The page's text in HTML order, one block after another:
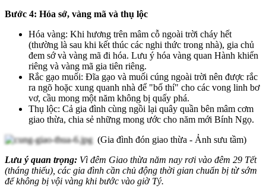
Bước 4: Hóa sớ, vàng mã và thụ lộc
Hóa vàng: Khi hương trên mâm cỗ ngoài trời cháy hết
(thường là sau khi kết thúc các nghi thức trong nhà), gia chủ
đem sớ và vàng mã đi hóa. Lưu ý hóa vàng quan Hành khiển
riêng và vàng mã gia tiên riêng.
Rắc gạo muối: Đĩa gạo và muối cúng ngoài trời nên được rắc
ra ngõ hoặc xung quanh nhà để "bố thí" cho các vong linh bơ
vơ, cầu mong một năm không bị quấy phá.
Thụ lộc: Cả gia đình cùng ngồi lại quây quần bên mâm cơm
giao thừa, chia sẻ những mong ước cho năm mới Bính Ngọ.
(Gia đình đón giao thừa - Ảnh sưu tầm)
Lưu ý quan trọng: Vì đêm Giao thừa năm nay rơi vào đêm 29 Tết
(tháng thiếu), các gia đình cần chủ động thời gian chuẩn bị từ sớm
để không bị vội vàng khi bước vào giờ Tý.